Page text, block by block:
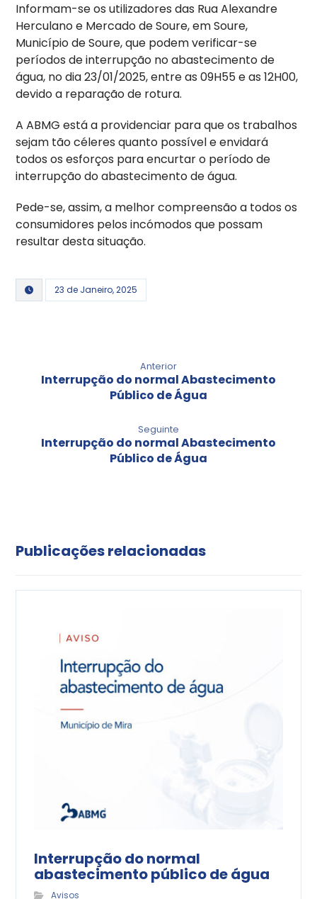
Informam-se os utilizadores das Rua Alexandre
Herculano e Mercado de Soure, em Soure,
Município de Soure, que podem verificar-se
períodos de interrupção no abastecimento de
água, no dia 23/01/2025, entre as 09H55 e as 12H00,
devido a reparação de rotura.
A ABMG está a providenciar para que os trabalhos
sejam tão céleres quanto possível e envidará
todos os esforços para encurtar o período de
interrupção do abastecimento de água.
Pede-se, assim, a melhor compreensão a todos os
consumidores pelos incómodos que possam
resultar desta situação.
23 de Janeiro, 2025
Anterior
Interrupção do normal Abastecimento
Público de Água
Seguinte
Interrupção do normal Abastecimento
Público de Água
Publicações relacionadas
Interrupção do normal
abastecimento público de água
Avisos